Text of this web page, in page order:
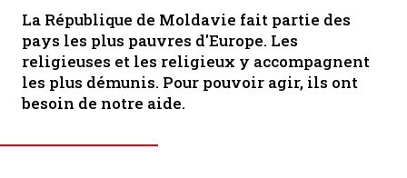
La République de Moldavie fait partie des
pays les plus pauvres d'Europe. Les
religieuses et les religieux y accompagnent
les plus démunis. Pour pouvoir agir, ils ont
besoin de notre aide.